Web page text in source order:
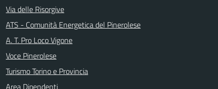
Via delle Risorgive
ATS - Comunità Energetica del Pinerolese
A. T. Pro Loco Vigone
Voce Pinerolese
Turismo Torino e Provincia
Area Dipendenti